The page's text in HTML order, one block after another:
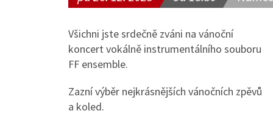
Všichni jste srdečně zváni na vánoční
koncert vokálně instrumentálního souboru
FF ensemble.
Zazní výběr nejkrásnějších vánočních zpěvů
a koled.